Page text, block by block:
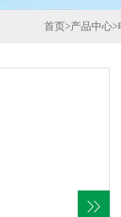
首页>产品中心>